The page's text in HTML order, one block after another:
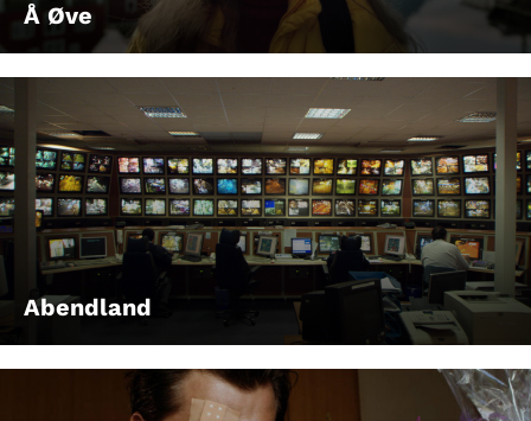
Å Øve
Abendland